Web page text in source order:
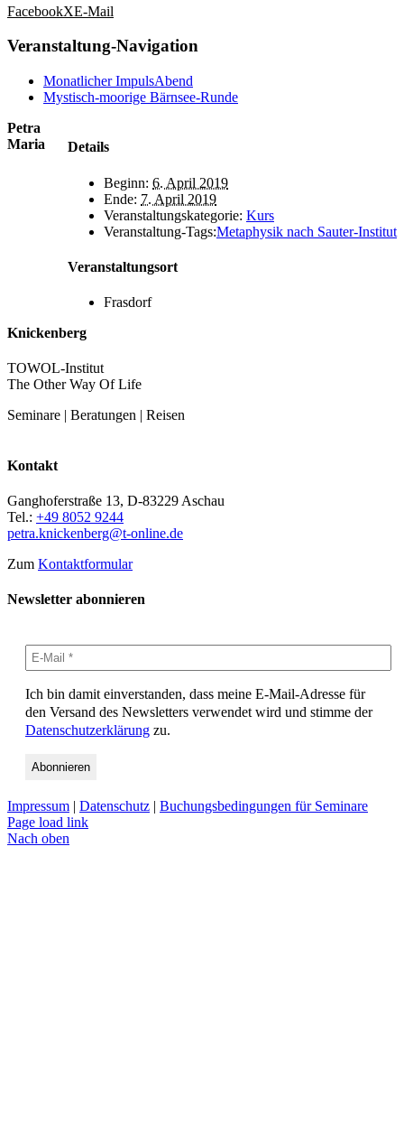
FacebookXE-Mail
Veranstaltung-Navigation
Monatlicher ImpulsAbend
Mystisch-moorige Bärnsee-Runde
Details
Beginn: 6. April 2019
Ende: 7. April 2019
Veranstaltungskategorie: Kurs
Veranstaltung-Tags:Metaphysik nach Sauter-Institut
Veranstaltungsort
Frasdorf
Petra
Maria
Knickenberg
TOWOL-Institut
The Other Way Of Life
Seminare | Beratungen | Reisen
Kontakt
Ganghoferstraße 13, D-83229 Aschau
Tel.: +49 8052 9244
petra.knickenberg@t-online.de
Zum Kontaktformular
Newsletter abonnieren
Ich bin damit einverstanden, dass meine E-Mail-Adresse für
den Versand des Newsletters verwendet wird und stimme der
Datenschutzerklärung zu.
Impressum | Datenschutz | Buchungsbedingungen für Seminare
Page load link
Nach oben